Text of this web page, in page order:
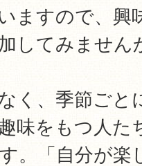
ますので、興
してみません
く、季節ごと
味をもつ人た
。「自分が楽